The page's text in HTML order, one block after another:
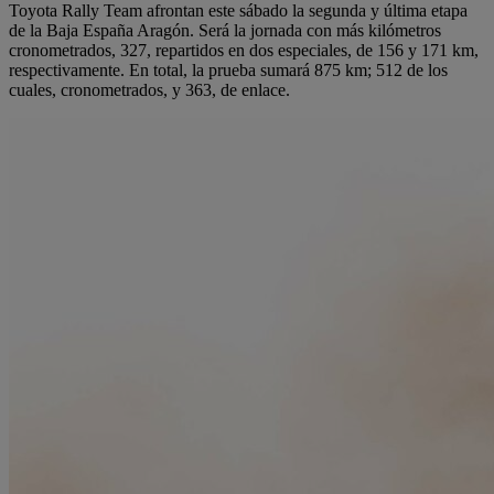
Toyota Rally Team afrontan este sábado la segunda y última etapa
de la Baja España Aragón. Será la jornada con más kilómetros
cronometrados, 327, repartidos en dos especiales, de 156 y 171 km,
respectivamente. En total, la prueba sumará 875 km; 512 de los
cuales, cronometrados, y 363, de enlace.